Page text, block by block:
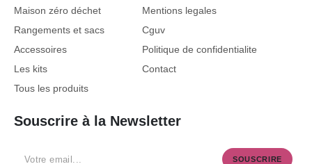
Maison zéro déchet
Rangements et sacs
Accessoires
Les kits
Tous les produits
Mentions legales
Cguv
Politique de confidentialite
Contact
Souscrire à la Newsletter
SOUSCRIRE